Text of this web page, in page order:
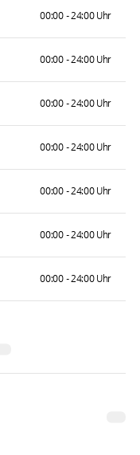
00:00 - 24:00 Uhr
00:00 - 24:00 Uhr
00:00 - 24:00 Uhr
00:00 - 24:00 Uhr
00:00 - 24:00 Uhr
00:00 - 24:00 Uhr
00:00 - 24:00 Uhr